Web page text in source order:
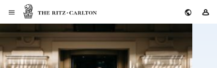
丽思卡尔顿酒店